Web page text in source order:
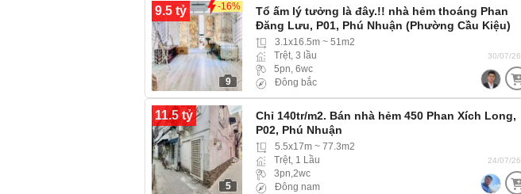
9.5 tỷ -16%
9
Tổ ấm lý tưởng là đây.!! nhà hẻm thoáng Phan
Đăng Lưu, P01, Phú Nhuận (Phường Cầu Kiệu)
hẻm 3m ba gác ra vào thoải mái
3.1x16.5m ~ 51m2
Trệt, 3 lầu
5pn, 6wc
Đông bắc
30/07/26
11.5 tỷ
5
Chỉ 140tr/m2. Bán nhà hẻm 450 Phan Xích Long,
P02, Phú Nhuận
5.5x17m ~ 77.3m2
Trệt, 1 Lầu
3pn,2wc
Đông nam
24/07/26